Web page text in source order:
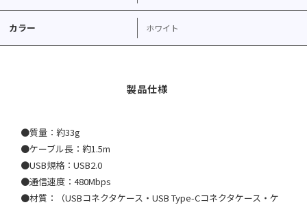
カラー ホワイト
●質量：約33g
●ケーブル長：約1.5m
●USB規格：USB2.0
●通信速度：480Mbps
●材質：（USBコネクタケース・USB Type-Cコネクタケース・ケ